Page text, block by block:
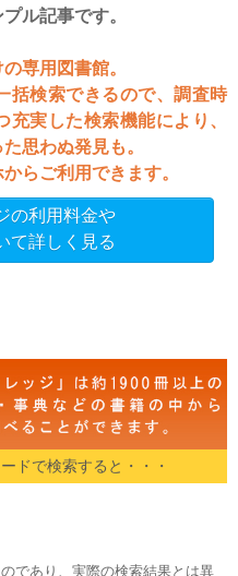
ル記事です。
専用図書館。
括検索できるので、調査時
実した検索機能により、
思わぬ発見も。
らご利用できます。
の利用料金や
て詳しく見る
ドで検索すると・・・
であり、実際の検索結果とは異